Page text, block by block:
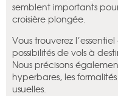
semblent importants
croisière plongée.
Vous trouverez
possibilités de vols à
Nous précisons
hyperbares, les
usuelles.